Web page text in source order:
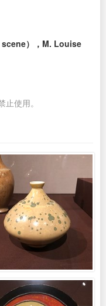
），M. Louise
使用。